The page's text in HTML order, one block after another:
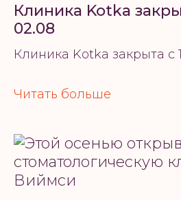
Клиника Kotka
02.08
Клиника Kotka закрыта с
Читать больше